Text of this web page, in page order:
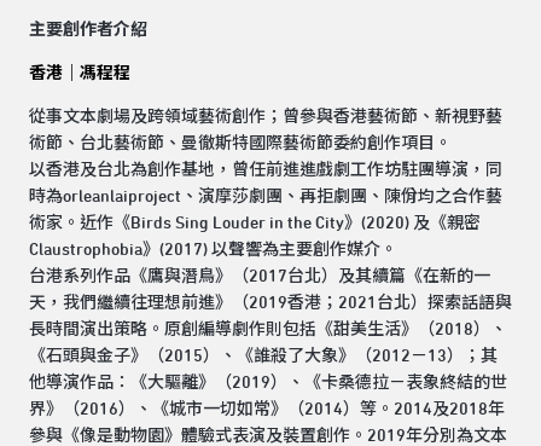
主要創作者介紹
香港｜馮程程
從事文本劇場及跨領域藝術創作；曾參與香港藝術節、新視野藝
術節、台北藝術節、曼徹斯特國際藝術節委約創作項目。
以香港及台北為創作基地，曾任前進進戲劇工作坊駐團導演，同
時為orleanlaiproject、演摩莎劇團、再拒劇團、陳佾均之合作藝
術家。近作《Birds Sing Louder in the City》(2020) 及《親密
Claustrophobia》(2017) 以聲響為主要創作媒介。
台港系列作品《鷹與潛鳥》（2017台北）及其續篇《在新的一
天，我們繼續往理想前進》（2019香港；2021台北）探索話語與
長時間演出策略。原創編導劇作則包括《甜美生活》（2018）、
《石頭與金子》（2015）、《誰殺了大象》（2012－13）；其
他導演作品：《大驅離》（2019）、《卡桑德拉－表象終結的世
界》（2016）、《城市一切如常》（2014）等。2014及2018年
參與《像是動物園》體驗式表演及裝置創作。2019年分別為文本